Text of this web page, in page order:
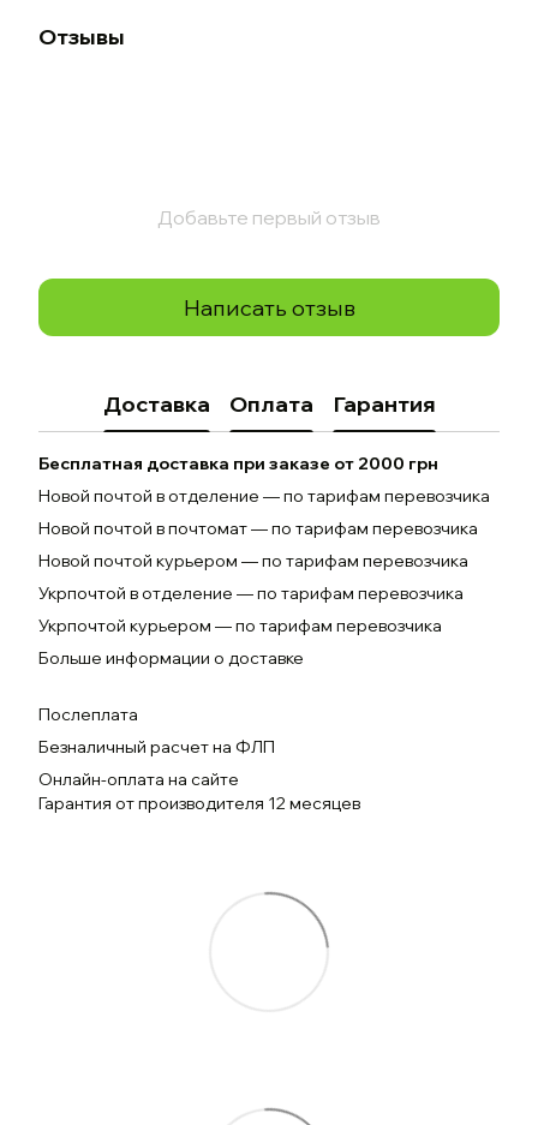
Отзывы
Добавьте первый отзыв
Написать отзыв
Доставка Оплата Гарантия
Бесплатная доставка при заказе от 2000 грн
Новой почтой в отделение — по тарифам перевозчика
Новой почтой в почтомат — по тарифам перевозчика
Новой почтой курьером — по тарифам перевозчика
Укрпочтой в отделение — по тарифам перевозчика
Укрпочтой курьером — по тарифам перевозчика
Больше информации о доставке
Послеплата
Безналичный расчет на ФЛП
Онлайн-оплата на сайте
Гарантия от производителя 12 месяцев